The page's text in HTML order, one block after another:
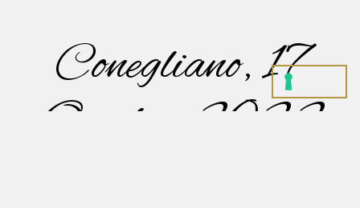
Conegliano, 17
Ottobre 2022